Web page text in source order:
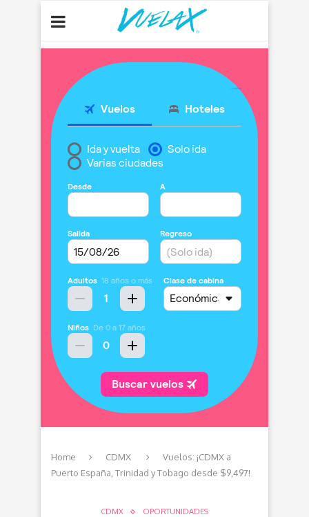
Home CDMX
Vuelos: ¡CDMX a
Puerto España, Trinidad y Tobago desde $9,497!
CDMX OPORTUNIDADES